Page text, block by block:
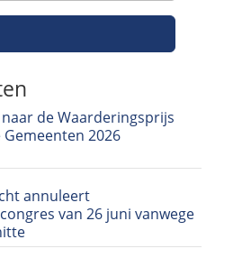
de Waarderingsprijs
2026
annuleert
van 26 juni vanwege